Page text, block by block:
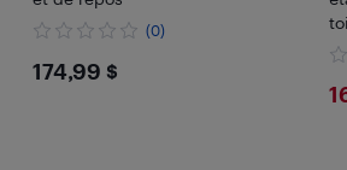
(0)
$174.99
174,99 $